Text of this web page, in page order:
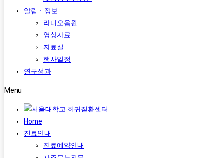
알림ㆍ정보
라디오음원
영상자료
자료실
행사일정
연구성과
Menu
Home
진료안내
진료예약안내